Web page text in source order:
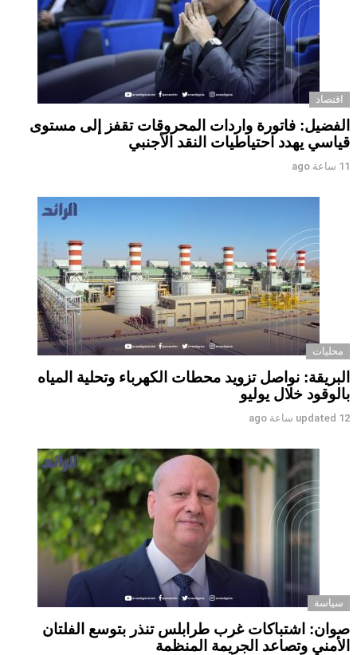
اقتصاد
الفضيل: فاتورة واردات المحروقات تقفز إلى مستوى
قياسي يهدد احتياطيات النقد الأجنبي
11 ساعة ago
محليات
البريقة: نواصل تزويد محطات الكهرباء وتحلية المياه
بالوقود خلال يوليو
updated 12 ساعة ago
سياسة
صوان: اشتباكات غرب طرابلس تنذر بتوسع الفلتان
الأمني وتصاعد الجريمة المنظمة